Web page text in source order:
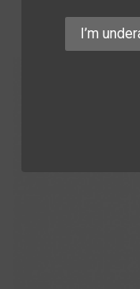
I’m
NICHT AUF